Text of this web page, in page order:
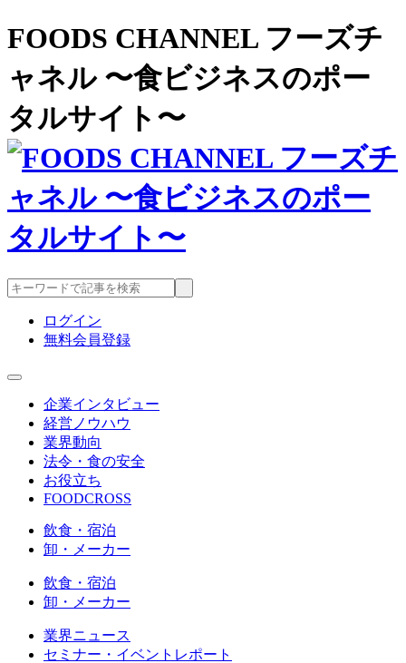
FOODS CHANNEL フーズチ
ャネル 〜食ビジネスのポー
タルサイト〜
ログイン
無料会員登録
企業インタビュー
経営ノウハウ
業界動向
法令・食の安全
お役立ち
FOODCROSS
飲食・宿泊
卸・メーカー
飲食・宿泊
卸・メーカー
業界ニュース
セミナー・イベントレポート